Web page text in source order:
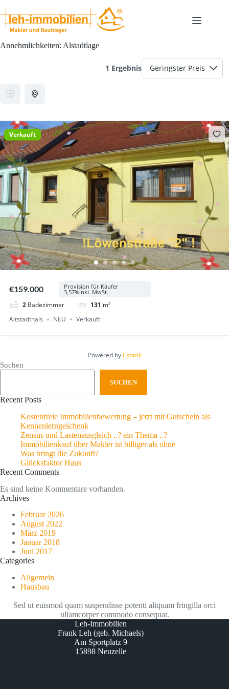
Inhalt
springen
Annehmlichkeiten: Alstadtlage
1 Ergebnis
Verkauft
€159.000 Provision für Käufer
3,57%inkl. MwSt.
2 Badezimmer 131 m²
Altstadthais
NEU Verkauft
Powered by Estatik
Suchen
SUCHEN
Recent Posts
Kostenfreie Immobilienbewertung – jetzt mit Gutschein als
Kennenlerngeschenk
Zensus und Lastenausgleich ..? ein Thema ..?
Immobilienkauf über Makler ist billiger als ohne
Was bringt die Zukunft?
Glücksfaktor Haus
Recent Comments
Es sind keine Kommentare vorhanden.
Archives
Februar 2026
August 2022
März 2019
Januar 2018
Juni 2017
Categories
Allgemein
Hausbau
Sed ut euismod quam suspendisse potenti aliquam fringilla orci
ullamcorper commodo consequat.
Leh-Immobilien
Frank Leh (geb. Michaels)
Am Sportplatz 9
15898 Neuzelle